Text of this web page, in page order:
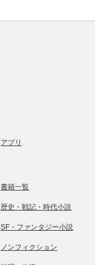
アプリ
書籍一覧
歴史・戦記・時代小説
SF・ファンタジー小説
ノンフィクション